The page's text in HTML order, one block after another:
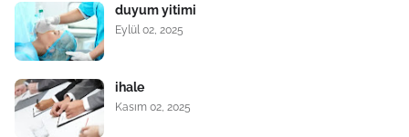
duyum yitimi
Eylül 02, 2025
ihale
Kasım 02, 2025